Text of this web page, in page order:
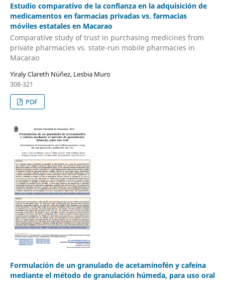
Estudio comparativo de la confianza en la adquisición de
medicamentos en farmacias privadas vs. farmacias
móviles estatales en Macarao
Comparative study of trust in purchasing medicines from
private pharmacies vs. state-run mobile pharmacies in
Macarao
Yiraly Clareth Núñez, Lesbia Muro
308-321
PDF
Formulación de un granulado de acetaminofén y cafeína
mediante el método de granulación húmeda, para uso oral